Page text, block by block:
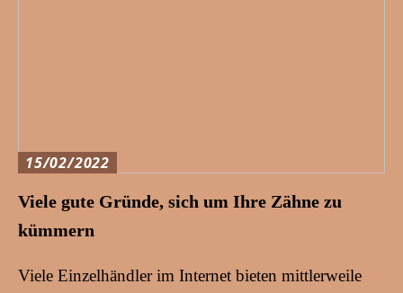
15/02/2022
Viele gute Gründe, sich um Ihre Zähne zu
kümmern
Viele Einzelhändler im Internet bieten mittlerweile